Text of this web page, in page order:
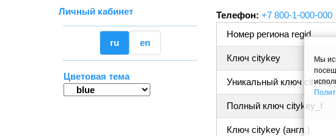
Личный кабинет
ru en
Цветовая тема
Телефон: +7 800-1-000-000
Номер региона regid
Ключ citykey
Уникальный ключ
Полный ключ citykey_f
Ключ citykey (англ.)
Мы